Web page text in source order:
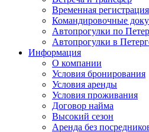
Временная регистрация
Командировочные
Автопрогулки по
Автопрогулки в
Информация
О компании
Условия бронирования
Условия аренды
Условия проживания
Договор найма
Высокий сезон
Аренда без